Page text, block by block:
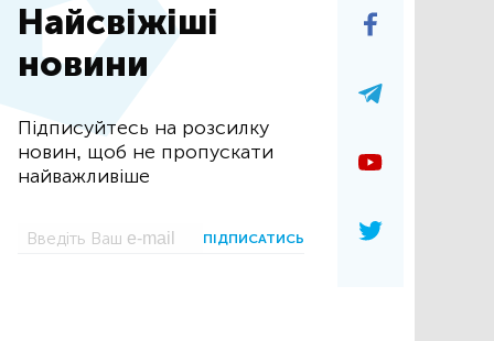
Найсвіжіші
новини
Підписуйтесь на розсилку
новин, щоб не пропускати
найважливіше
ПІДПИСАТИСЬ